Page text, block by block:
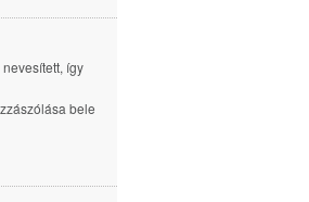
nevesített, így
bele